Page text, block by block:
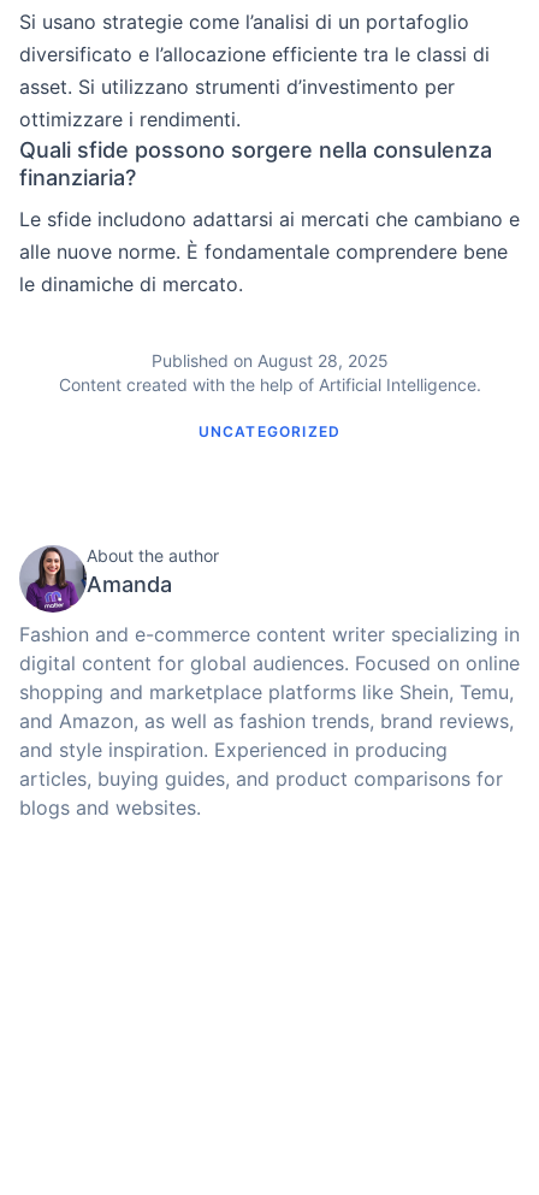
Si usano strategie come l’analisi di un portafoglio
diversificato e l’allocazione efficiente tra le classi di
asset. Si utilizzano strumenti d’investimento per
ottimizzare i rendimenti.
Quali sfide possono sorgere nella consulenza
finanziaria?
Le sfide includono adattarsi ai mercati che cambiano e
alle nuove norme. È fondamentale comprendere bene
le dinamiche di mercato.
Published on August 28, 2025
Content created with the help of Artificial Intelligence.
UNCATEGORIZED
About the author
Amanda
Fashion and e-commerce content writer specializing in
digital content for global audiences. Focused on online
shopping and marketplace platforms like Shein, Temu,
and Amazon, as well as fashion trends, brand reviews,
and style inspiration. Experienced in producing
articles, buying guides, and product comparisons for
blogs and websites.